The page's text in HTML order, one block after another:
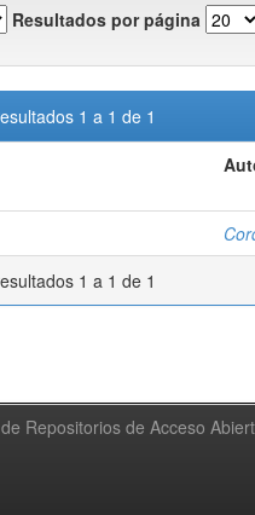
Resultados por página
1 a 1 de 1
1 a 1 de 1
Repositorios de Acceso